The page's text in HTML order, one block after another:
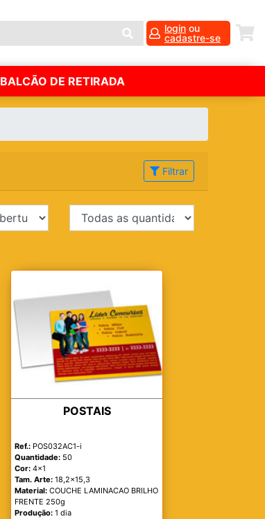
login ou
cadastre-se
BALCÃO DE RETIRADA
Filtrar
POSTAIS
Ref.: POS032AC1-i
Quantidade: 50
Cor: 4x1
Tam. Arte: 18,2x15,3
Material: COUCHE LAMINACAO BRILHO
FRENTE 250g
Produção: 1 dia